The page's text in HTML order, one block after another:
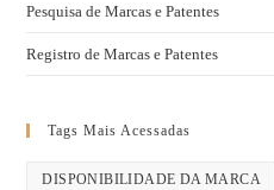
Pesquisa de Marcas e Patentes
Registro de Marcas e Patentes
Tags Mais Acessadas
DISPONIBILIDADE DA MARCA